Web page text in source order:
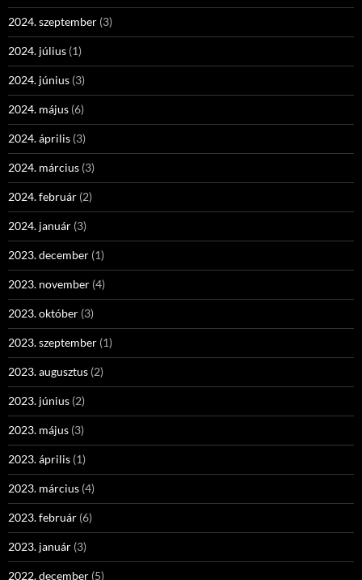
2024. szeptember (3)
2024. július (1)
2024. június (3)
2024. május (6)
2024. április (3)
2024. március (3)
2024. február (2)
2024. január (3)
2023. december (1)
2023. november (4)
2023. október (3)
2023. szeptember (1)
2023. augusztus (2)
2023. június (2)
2023. május (3)
2023. április (1)
2023. március (4)
2023. február (6)
2023. január (3)
2022. december (5)